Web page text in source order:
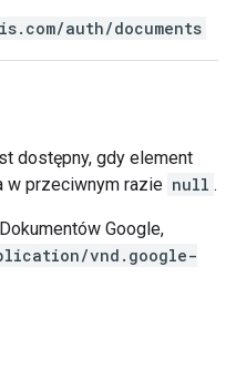
auth/documents
dostępny, gdy element
w przeciwnym razie null .
Google,
vnd.google-